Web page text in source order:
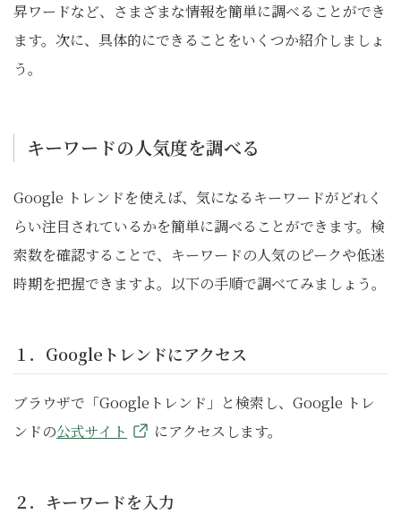
昇ワードなど、さまざまな情報を簡単に調べることができ
ます。次に、具体的にできることをいくつか紹介しましょ
う。
キーワードの人気度を調べる
Google トレンドを使えば、気になるキーワードがどれく
らい注目されているかを簡単に調べることができます。検
索数を確認することで、キーワードの人気のピークや低迷
時期を把握できますよ。以下の手順で調べてみましょう。
１．Googleトレンドにアクセス
ブラウザで「Googleトレンド」と検索し、Google トレ
ンドの公式サイト にアクセスします。
２．キーワードを入力